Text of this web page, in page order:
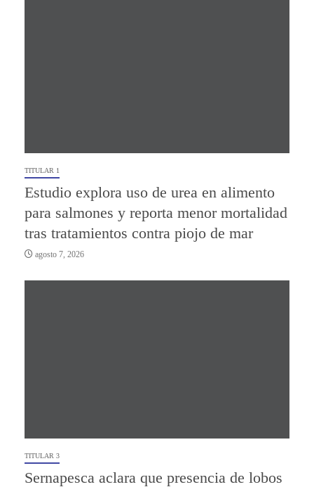
TITULAR 1
Estudio explora uso de urea en alimento
para salmones y reporta menor mortalidad
tras tratamientos contra piojo de mar
agosto 7, 2026
TITULAR 3
Sernapesca aclara que presencia de lobos